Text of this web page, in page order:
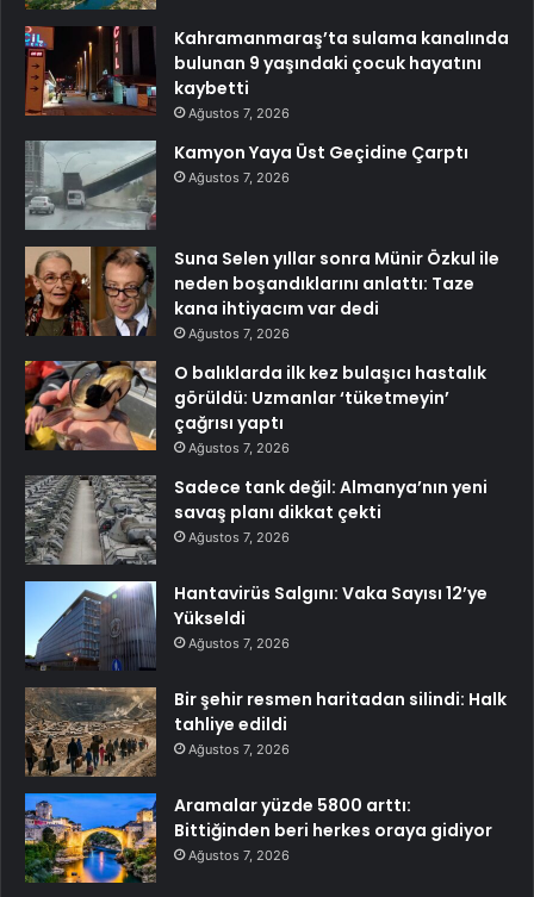
Kahramanmaraş’ta sulama kanalında
bulunan 9 yaşındaki çocuk hayatını
kaybetti
Ağustos 7, 2026
Kamyon Yaya Üst Geçidine Çarptı
Ağustos 7, 2026
Suna Selen yıllar sonra Münir Özkul ile
neden boşandıklarını anlattı: Taze
kana ihtiyacım var dedi
Ağustos 7, 2026
O balıklarda ilk kez bulaşıcı hastalık
görüldü: Uzmanlar ‘tüketmeyin’
çağrısı yaptı
Ağustos 7, 2026
Sadece tank değil: Almanya’nın yeni
savaş planı dikkat çekti
Ağustos 7, 2026
Hantavirüs Salgını: Vaka Sayısı 12’ye
Yükseldi
Ağustos 7, 2026
Bir şehir resmen haritadan silindi: Halk
tahliye edildi
Ağustos 7, 2026
Aramalar yüzde 5800 arttı:
Bittiğinden beri herkes oraya gidiyor
Ağustos 7, 2026